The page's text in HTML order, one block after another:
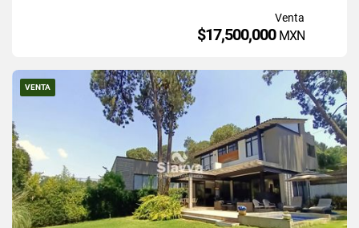
Venta
$17,500,000 MXN
VENTA